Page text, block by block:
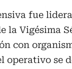
fue
la Vigésima
con
operativo se